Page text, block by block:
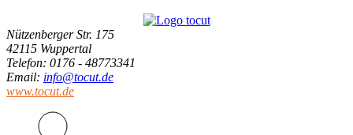
Nützenberger Str. 175
42115 Wuppertal
Telefon: 0176 - 48773341
Email: info@tocut.de
www.tocut.de